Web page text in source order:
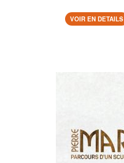
VOIR EN DETAILS